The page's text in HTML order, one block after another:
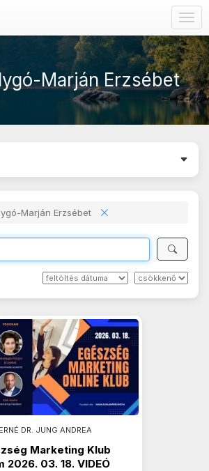
Marján Erzsébet
Marján Erzsébet
DR. JUNG ANDREA
Marketing Klub
2026. 03. 18. VIDEÓ